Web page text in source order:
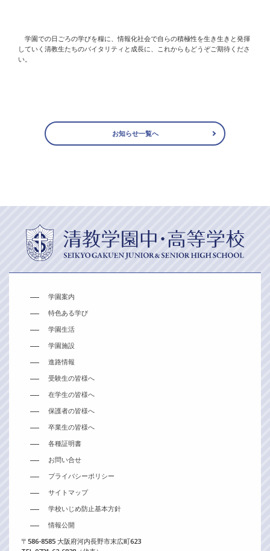
学園での日ごろの学びを糧に、情報化社会で自らの積極性を生き生きと発揮
していく清教生たちのバイタリティと成長に、これからもどうぞご期待くださ
い。
お知らせ一覧へ
〒586-8585 大阪府河内長野市末広町623
学園案内
特色ある学び
学園生活
学園施設
進路情報
受験生の皆様へ
在学生の皆様へ
保護者の皆様へ
卒業生の皆様へ
各種証明書
お問い合せ
プライバシーポリシー
サイトマップ
学校いじめ防止基本方針
情報公開